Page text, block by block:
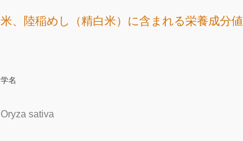
米、陸稲めし（精白米）に含まれる栄養成分値
学名
Oryza sativa